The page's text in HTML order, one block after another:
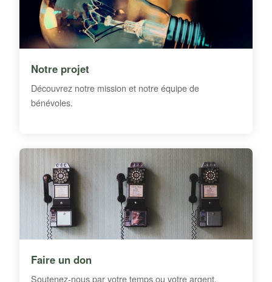
Notre projet
Découvrez notre mission et notre équipe de
bénévoles.
Faire un don
Soutenez-nous par votre temps ou votre argent.